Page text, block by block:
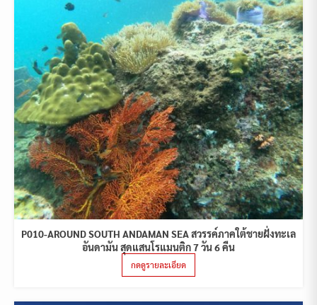
P010-AROUND SOUTH ANDAMAN SEA สวรรค์ภาคใต้ชายฝั่งทะเล
อันดามัน สุดแสนโรแมนติก 7 วัน 6 คืน
กดดูรายละเอียด